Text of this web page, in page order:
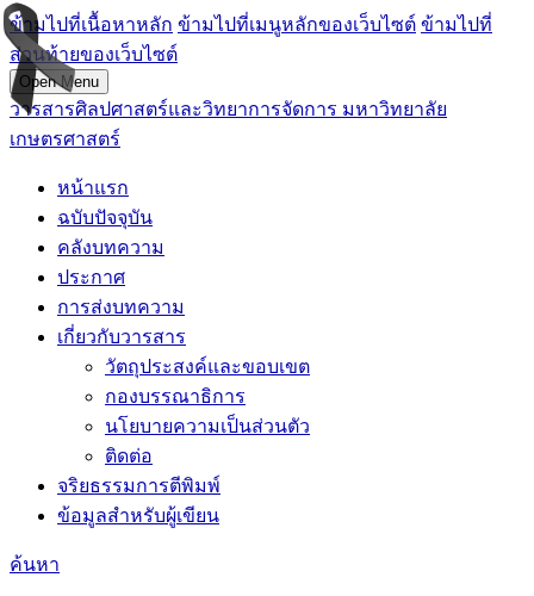
ข้ามไปที่เนื้อหาหลัก ข้ามไปที่เมนูหลักของเว็บไซต์ ข้ามไปที่
ส่วนท้ายของเว็บไซต์
Open Menu
วารสารศิลปศาสตร์และวิทยาการจัดการ มหาวิทยาลัย
เกษตรศาสตร์
หน้าแรก
ฉบับปัจจุบัน
คลังบทความ
ประกาศ
การส่งบทความ
เกี่ยวกับวารสาร
วัตถุประสงค์และขอบเขต
กองบรรณาธิการ
นโยบายความเป็นส่วนตัว
ติดต่อ
จริยธรรมการตีพิมพ์
ข้อมูลสำหรับผู้เขียน
ค้นหา